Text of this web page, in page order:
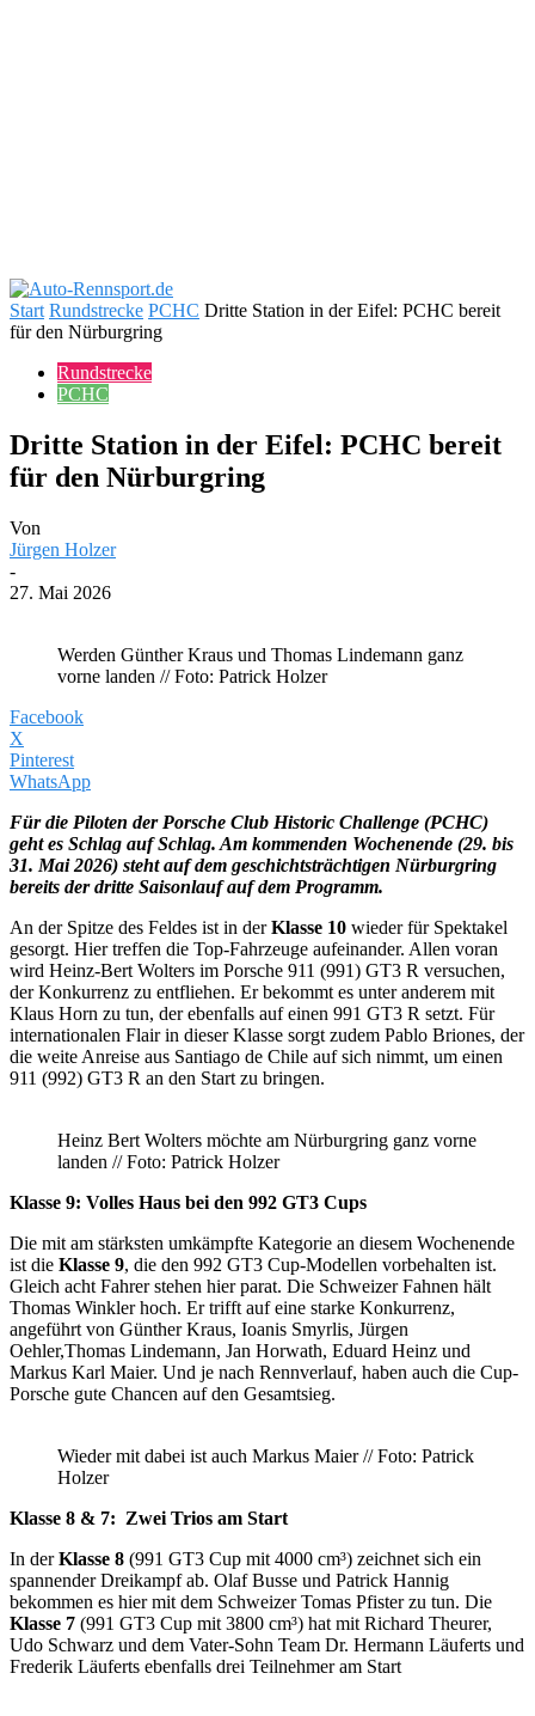
Start Rundstrecke PCHC Dritte Station in der Eifel: PCHC bereit
für den Nürburgring
Rundstrecke
PCHC
Dritte Station in der Eifel: PCHC bereit
für den Nürburgring
Von
Jürgen Holzer
-
27. Mai 2026
Werden Günther Kraus und Thomas Lindemann ganz
vorne landen // Foto: Patrick Holzer
Facebook
X
Pinterest
WhatsApp
Für die Piloten der Porsche Club Historic Challenge (PCHC)
geht es Schlag auf Schlag. Am kommenden Wochenende (29. bis
31. Mai 2026) steht auf dem geschichtsträchtigen Nürburgring
bereits der dritte Saisonlauf auf dem Programm.
An der Spitze des Feldes ist in derKlasse 10 wieder für Spektakel
gesorgt. Hier treffen die Top-Fahrzeuge aufeinander. Allen voran
wird Heinz-Bert Wolters im Porsche 911 (991) GT3 R versuchen,
der Konkurrenz zu entfliehen. Er bekommt es unter anderem mit
Klaus Horn zu tun, der ebenfalls auf einen 991 GT3 R setzt. Für
internationalen Flair in dieser Klasse sorgt zudem Pablo Briones, der
die weite Anreise aus Santiago de Chile auf sich nimmt, um einen
911 (992) GT3 R an den Start zu bringen.
Heinz Bert Wolters möchte am Nürburgring ganz vorne
landen // Foto: Patrick Holzer
Klasse 9: Volles Haus bei den 992 GT3 Cups
Die mit am stärksten umkämpfte Kategorie an diesem Wochenende
ist die Klasse 9, die den 992 GT3 Cup-Modellen vorbehalten ist.
Gleich acht Fahrer stehen hier parat. Die Schweizer Fahnen hält
Thomas Winkler hoch. Er trifft auf eine starke Konkurrenz,
angeführt von Günther Kraus, Ioanis Smyrlis, Jürgen
Oehler,Thomas Lindemann, Jan Horwath, Eduard Heinz und
Markus Karl Maier. Und je nach Rennverlauf, haben auch die Cup-
Porsche gute Chancen auf den Gesamtsieg.
Wieder mit dabei ist auch Markus Maier // Foto: Patrick
Holzer
Klasse 8 & 7: Zwei Trios am Start
In derKlasse 8 (991 GT3 Cup mit 4000 cm³) zeichnet sich ein
spannender Dreikampf ab. Olaf Busse und Patrick Hannig
bekommen es hier mit dem Schweizer Tomas Pfister zu tun. Die
Klasse 7 (991 GT3 Cup mit 3800 cm³) hat mit Richard Theurer,
Udo Schwarz und dem Vater-Sohn Team Dr. Hermann Läuferts und
Frederik Läuferts ebenfalls drei Teilnehmer am Start